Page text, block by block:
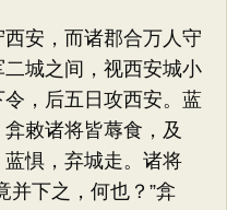
安，而诸郡合万人守
城之间，视西安城小
，后五日攻西安。蓝
敕诸将皆蓐食，及
惧，弃城走。诸将
并下之，何也？”弇